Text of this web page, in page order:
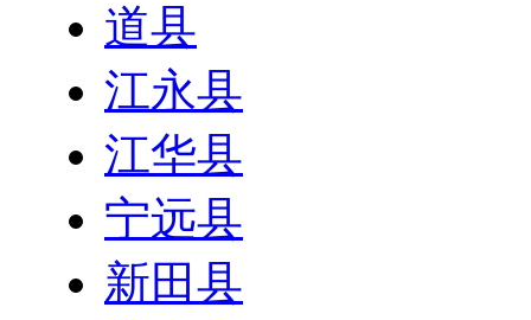
道县
江永县
江华县
宁远县
新田县